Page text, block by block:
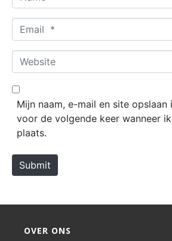
a
m
*
m
a
*
W
e
b
Mijn naam, e-mail en site
voor de volgende keer wanneer
plaats.
Submit
OVER ONS